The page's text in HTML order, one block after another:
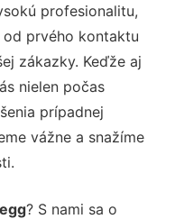
profesionalitu,
prvého kontaktu
zákazky. Keďže aj
nielen počas
prípadnej
vážne a snažíme
? S nami sa o